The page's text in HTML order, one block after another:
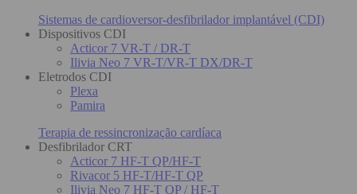
Sistemas de cardioversor-desfibrilador implantável (CDI)
Dispositivos CDI
Acticor 7 VR-T / DR-T
Ilivia Neo 7 VR-T/VR-T DX/DR-T
Eletrodos CDI
Plexa
Pamira
Terapia de ressincronização cardíaca
Desfibrilador CRT
Acticor 7 HF-T QP/HF-T
Rivacor 5 HF-T/HF-T QP
Ilivia Neo 7 HF-T QP / HF-T